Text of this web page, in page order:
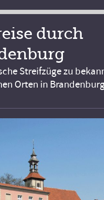
durch
Streifzüge zu
Orten in